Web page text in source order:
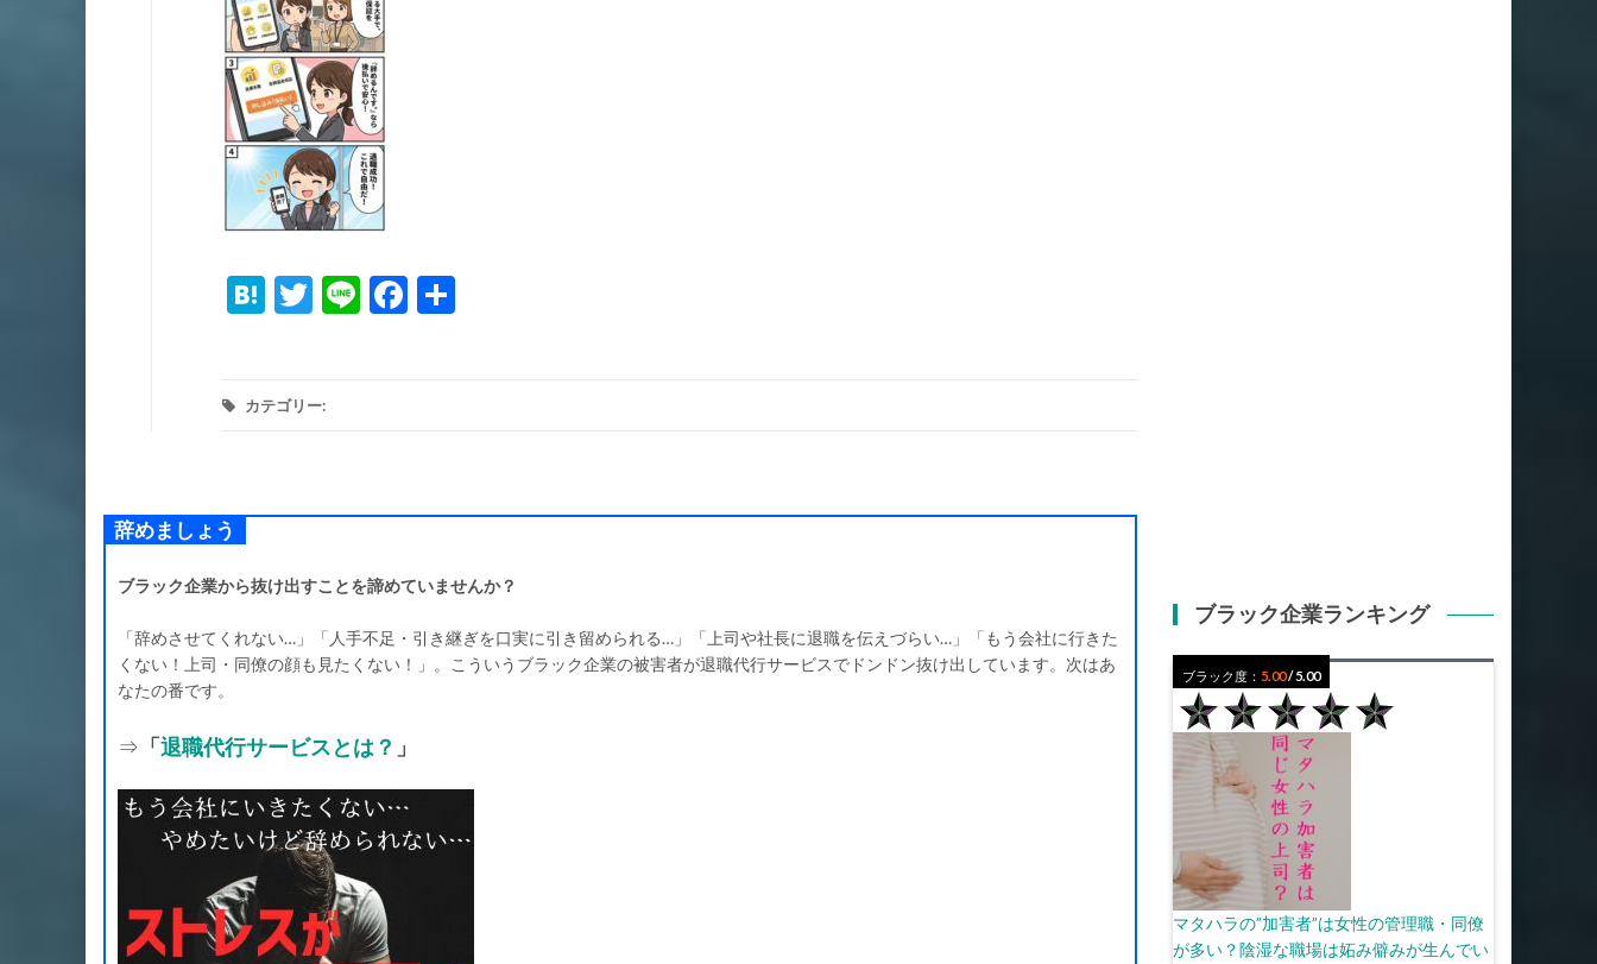
Hatena
Twitter
LineFacebook
カテゴリー:
辞めましょう
ブラック企業から抜け出すことを諦めていませんか？
「辞めさせてくれない…」「人手不足・引き継ぎを口実に引き留められる…」「上司や社長に退職を伝えづらい…」「もう会社に行きた
くない！上司・同僚の顔も見たくない！」。こういうブラック企業の被害者が退職代行サービスでドンドン抜け出しています。次はあ
なたの番です。
⇒ 「退職代行サービスとは？ 」
ブラック企業ランキング
ブラック度： 5.00/ 5.00
マタハラの”加害者”は女性の管理職・同僚
が多い？陰湿な職場は妬み僻みが生んでい